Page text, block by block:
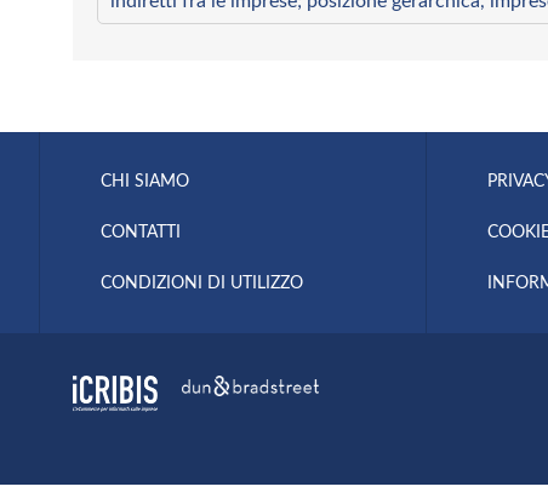
CHI SIAMO
CONTATTI
CONDIZIONI DI UTILIZZO